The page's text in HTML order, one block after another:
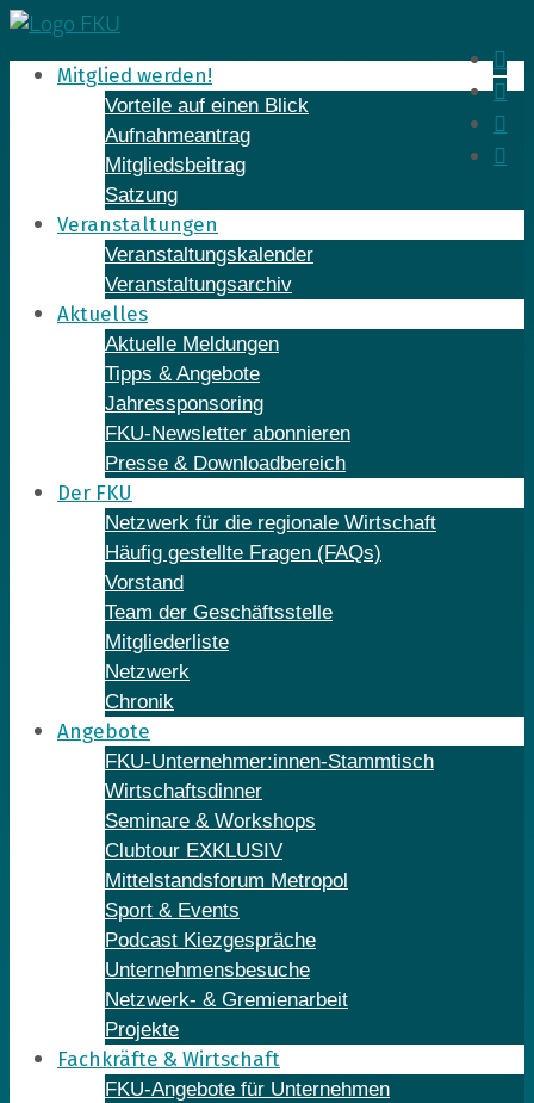
Skip
to
contentMitglied werden!
Vorteile auf einen Blick
Aufnahmeantrag
Mitgliedsbeitrag
Satzung
Veranstaltungen
Veranstaltungskalender
Veranstaltungsarchiv
Aktuelles
Aktuelle Meldungen
Tipps & Angebote
Jahressponsoring
FKU-Newsletter abonnieren
Presse & Downloadbereich
Der FKU
Netzwerk für die regionale Wirtschaft
Häufig gestellte Fragen (FAQs)
Vorstand
Team der Geschäftsstelle
Mitgliederliste
Netzwerk
Chronik
Angebote
FKU-Unternehmer:innen-Stammtisch
Wirtschaftsdinner
Seminare & Workshops
Clubtour EXKLUSIV
Mittelstandsforum Metropol
Sport & Events
Podcast Kiezgespräche
Unternehmensbesuche
Netzwerk- & Gremienarbeit
Projekte
Fachkräfte & Wirtschaft
FKU-Angebote für Unternehmen